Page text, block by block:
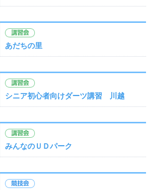
あだちの里
シニア初心者向けダーツ講習 川越
みんなのＵＤパーク